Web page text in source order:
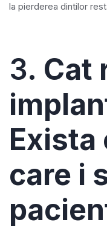
la pierderea dintilor
3. Cat
Exista
care i